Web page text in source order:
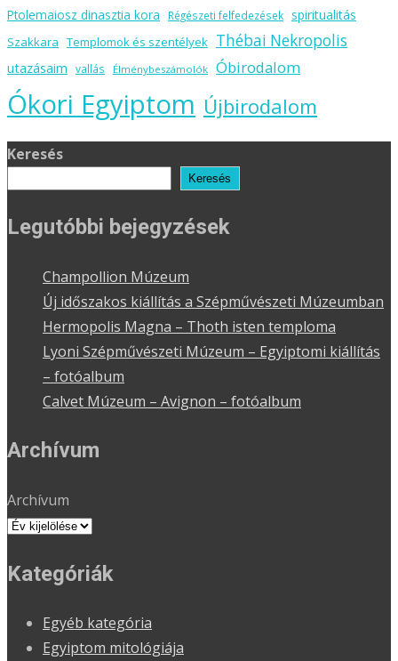
Ptolemaiosz dinasztia kora
Régészeti felfedezések spiritualitás
Szakkara Templomok és szentélyek Thébai Nekropolis
utazásaim vallás Élménybeszámolók Óbirodalom
Ókori Egyiptom Újbirodalom
Keresés
Keresés
Legutóbbi bejegyzések
Champollion Múzeum
Új időszakos kiállítás a Szépművészeti Múzeumban
Hermopolis Magna – Thoth isten temploma
Lyoni Szépművészeti Múzeum – Egyiptomi kiállítás
– fotóalbum
Calvet Múzeum – Avignon – fotóalbum
Archívum
Archívum
Kategóriák
Egyéb kategória
Egyiptom mitológiája